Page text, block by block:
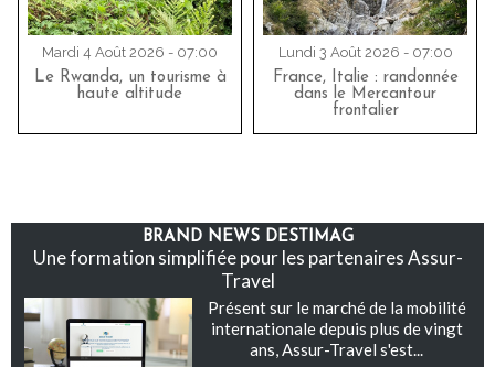
Mardi 4 Août 2026 - 07:00
Le Rwanda, un tourisme à
haute altitude
Lundi 3 Août 2026 - 07:00
France, Italie : randonnée
dans le Mercantour
frontalier
BRAND NEWS DESTIMAG
Une formation simplifiée pour les partenaires Assur-
Travel
Présent sur le marché de la mobilité
internationale depuis plus de vingt
ans, Assur-Travel s'est...